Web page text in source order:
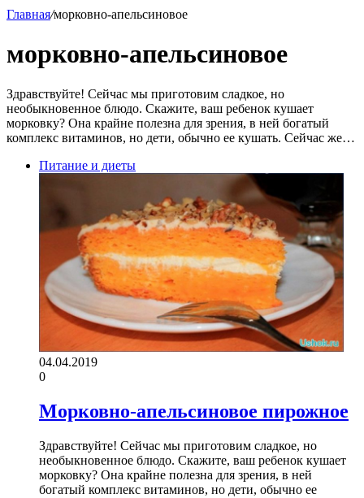
Главная/морковно-апельсиновое
морковно-апельсиновое
Здравствуйте! Сейчас мы приготовим сладкое, но
необыкновенное блюдо. Скажите, ваш ребенок кушает
морковку? Она крайне полезна для зрения, в ней богатый
комплекс витаминов, но дети, обычно ее кушать. Сейчас же…
Питание и диеты
04.04.2019
0
Морковно-апельсиновое пирожное
Здравствуйте! Сейчас мы приготовим сладкое, но
необыкновенное блюдо. Скажите, ваш ребенок кушает
морковку? Она крайне полезна для зрения, в ней
богатый комплекс витаминов, но дети, обычно ее